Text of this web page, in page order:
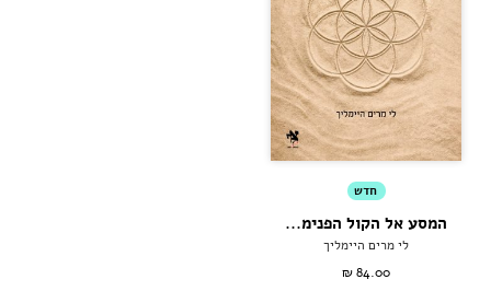
חדש
המסע אל הקול הפנימ...
84.00
₪
לי‭ ‬מרים‭ ‬היימליך